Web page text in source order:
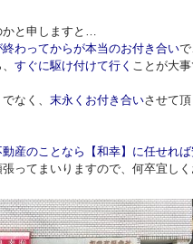
かと申しますと…
わってからが本当のお付き合い
、すぐに駆け付けて行く ことが大
でなく、末永くお付き合いさせて
動産のことなら【和幸】に任せれば
ってまいりますので、何卒宜し